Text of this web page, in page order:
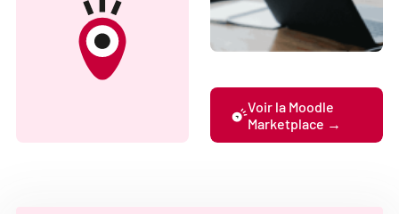
Voir la Moodle
Marketplace →